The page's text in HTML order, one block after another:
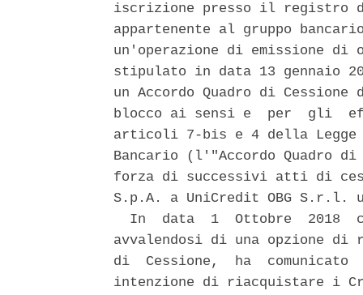
iscrizione presso il registro
appartenente al gruppo
un'operazione di emissione di
stipulato in data 13 gennaio
un Accordo Quadro di
blocco ai sensi e  per  gli
articoli 7-bis e 4 della
Bancario (l'"Accordo Quadro
forza di successivi atti di
S.p.A. a UniCredit OBG
In  data  1  Ottobre  2018
avvalendosi di una opzione di
di  Cessione,  ha
intenzione di riacquistare i